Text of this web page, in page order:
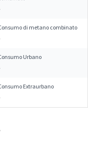
di metano combinato
Urbano
Extraurbano